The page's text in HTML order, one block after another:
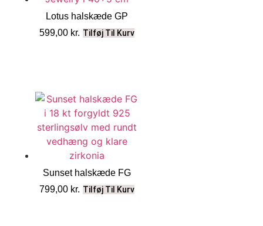
Lotus halskæde GP
599,00 kr. Tilføj Til Kurv
Sunset halskæde FG
799,00 kr. Tilføj Til Kurv